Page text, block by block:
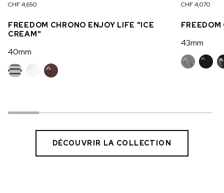
CHF 4,650
FREEDOM CHRONO ENJOY LIFE "ICE
CREAM"
40mm
CHF 4,070
FREEDOM
43mm
DÉCOUVRIR LA COLLECTION